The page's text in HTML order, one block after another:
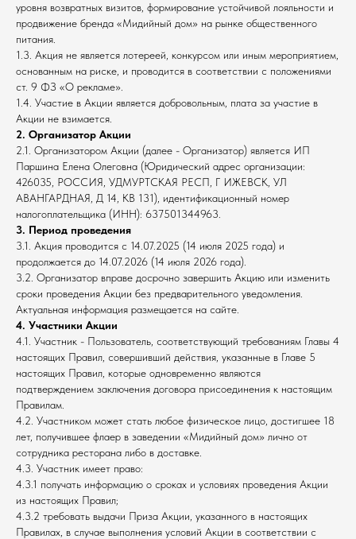
уровня возвратных визитов, формирование устойчивой лояльности и
продвижение бренда «Мидийный дом» на рынке общественного
питания.
1.3. Акция не является лотереей, конкурсом или иным мероприятием,
основанным на риске, и проводится в соответствии с положениями
ст. 9 ФЗ «О рекламе».
1.4. Участие в Акции является добровольным, плата за участие в
Акции не взимается.
2. Организатор Акции
2.1. Организатором Акции (далее - Организатор) является ИП
Паршина Елена Олеговна (Юридический адрес организации:
426035, РОССИЯ, УДМУРТСКАЯ РЕСП, Г ИЖЕВСК, УЛ
АВАНГАРДНАЯ, Д 14, КВ 131), идентификационный номер
налогоплательщика (ИНН): 637501344963.
3. Период проведения
3.1. Акция проводится с 14.07.2025 (14 июля 2025 года) и
продолжается до 14.07.2026 (14 июля 2026 года).
3.2. Организатор вправе досрочно завершить Акцию или изменить
сроки проведения Акции без предварительного уведомления.
Актуальная информация размещается на сайте.
4. Участники Акции
4.1. Участник - Пользователь, соответствующий требованиям Главы 4
настоящих Правил, совершивший действия, указанные в Главе 5
настоящих Правил, которые одновременно являются
подтверждением заключения договора присоединения к настоящим
Правилам.
4.2. Участником может стать любое физическое лицо, достигшее 18
лет, получившее флаер в заведении «Мидийный дом» лично от
сотрудника ресторана либо в доставке.
4.3. Участник имеет право:
4.3.1 получать информацию о сроках и условиях проведения Акции
из настоящих Правил;
4.3.2 требовать выдачи Приза Акции, указанного в настоящих
Правилах, в случае выполнения условий Акции в соответствии с